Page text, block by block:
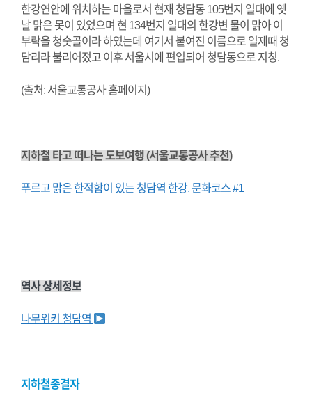
한강연안에 위치하는 마을로서 현재 청담동 105번지 일대에 옛
날 맑은 못이 있었으며 현 134번지 일대의 한강변 물이 맑아 이
부락을 청숫골이라 하였는데 여기서 붙여진 이름으로 일제때 청
담리라 불리어졌고 이후 서울시에 편입되어 청담동으로 지칭.
(출처: 서울교통공사 홈페이지)
지하철 타고 떠나는 도보여행 (서울교통공사 추천)
푸르고 맑은 한적함이 있는 청담역 한강, 문화코스 #1
역사 상세정보
나무위키 청담역
지하철종결자